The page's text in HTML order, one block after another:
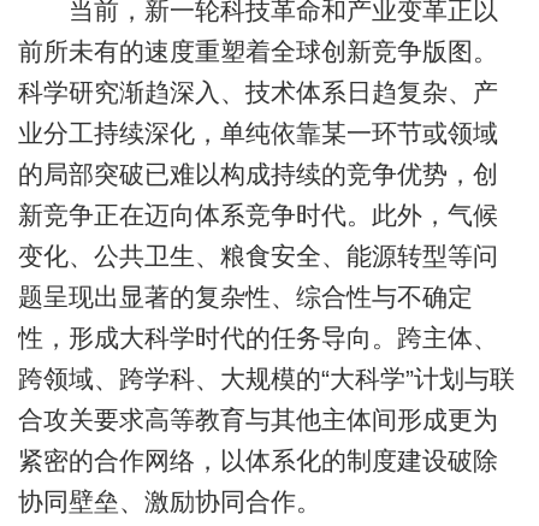
当前，新一轮科技革命和产业变革正以
前所未有的速度重塑着全球创新竞争版图。
科学研究渐趋深入、技术体系日趋复杂、产
业分工持续深化，单纯依靠某一环节或领域
的局部突破已难以构成持续的竞争优势，创
新竞争正在迈向体系竞争时代。此外，气候
变化、公共卫生、粮食安全、能源转型等问
题呈现出显著的复杂性、综合性与不确定
性，形成大科学时代的任务导向。跨主体、
跨领域、跨学科、大规模的“大科学”计划与联
合攻关要求高等教育与其他主体间形成更为
紧密的合作网络，以体系化的制度建设破除
协同壁垒、激励协同合作。